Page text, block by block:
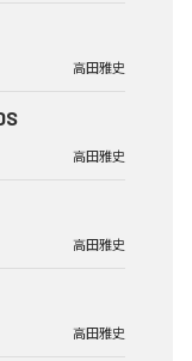
高田雅史
高田雅史
高田雅史
高田雅史